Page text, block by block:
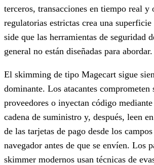
terceros, transacciones en tiempo real y
regulatorias estrictas crea una
side que las herramientas de seguridad
general no están diseñadas para abordar.
El skimming de tipo Magecart sigue
dominante. Los atacantes comprometen
proveedores o inyectan código mediante
cadena de suministro y, después, leen
de las tarjetas de pago desde los
navegador antes de que se envíen. Los
skimmer modernos usan técnicas de